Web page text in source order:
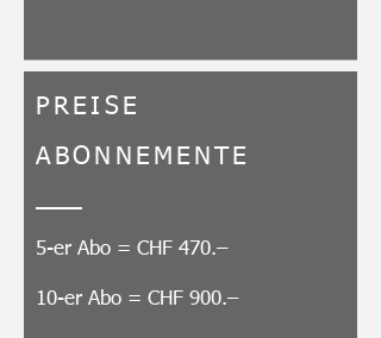
PREISE
ABONNEMENTE
5-er Abo = CHF 470.–
10-er Abo = CHF 900.–